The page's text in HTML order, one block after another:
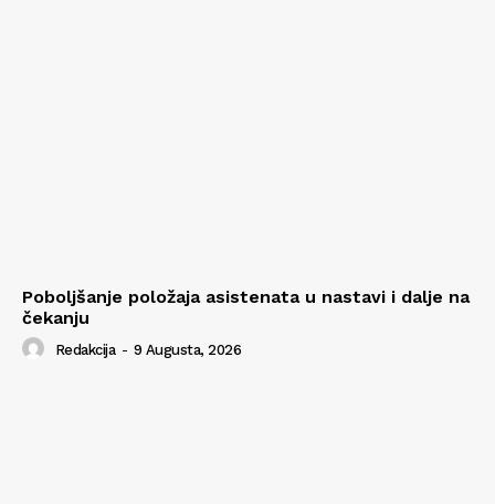
Poboljšanje položaja asistenata u nastavi i dalje na
čekanju
Redakcija - 9 Augusta, 2026